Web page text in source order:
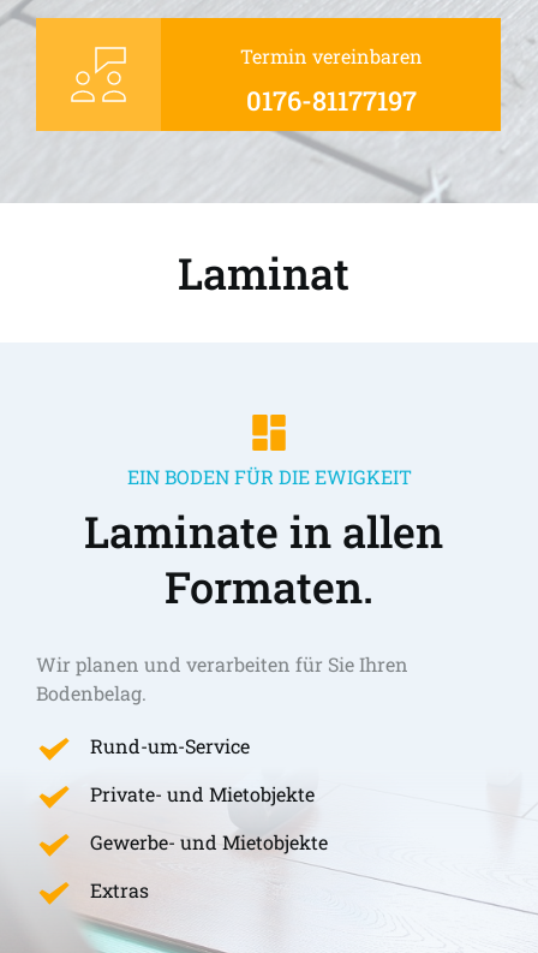
Termin vereinbaren
0176-81177197
Laminat
EIN BODEN FÜR DIE EWIGKEIT
Laminate in allen
Formaten.
Wir planen und verarbeiten für Sie Ihren
Bodenbelag.
Rund-um-Service
Private- und Mietobjekte
Gewerbe- und Mietobjekte
Extras